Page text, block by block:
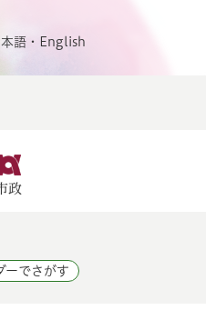
語・English
政
ーでさがす